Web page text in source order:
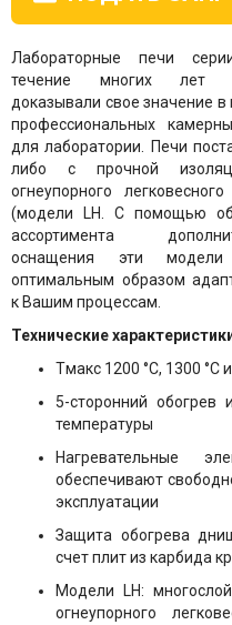
Лабораторные печи
течение многих лет
доказывали свое значение в
профессиональных
для лаборатории. Печи
либо с прочной
огнеупорного
(модели LH. С помощью
ассортимента
оснащения эти
оптимальным образом
к Вашим процессам.
Технические
Tмакс 1200 °C, 1300 °C
5-сторонний обогрев
температуры
Нагревательные
обеспечивают
эксплуатации
Защита обогрева
счет плит из карбида
Модели LH:
огнеупорного